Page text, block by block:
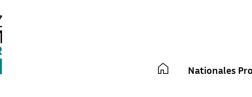
MainNationales